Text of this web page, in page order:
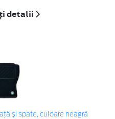
detalii
şi spate, culoare neagră